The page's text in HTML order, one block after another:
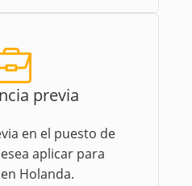
previa
en el puesto de
aplicar para
Holanda.